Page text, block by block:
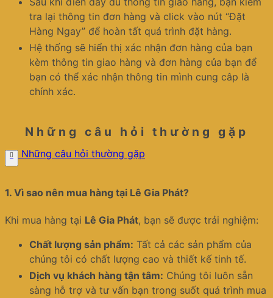
tra lại thông tin đơn hàng và click vào nút “Đặt
Hàng Ngay” để hoàn tất quá trình đặt hàng.
Hệ thống sẽ hiển thị xác nhận đơn hàng của bạn
kèm thông tin giao hàng và đơn hàng của bạn để
bạn có thể xác nhận thông tin mình cung câp là
chính xác.
Những câu hỏi thường gặp
Những câu hỏi thường gặp
1. Vì sao nên mua hàng tại Lê Gia Phát?
Khi mua hàng tại Lê Gia Phát, bạn sẽ được trải nghiệm:
Chất lượng sản phẩm: Tất cả các sản phẩm của
chúng tôi có chất lượng cao và thiết kế tinh tế.
Dịch vụ khách hàng tận tâm: Chúng tôi luôn sẵn
sàng hỗ trợ và tư vấn bạn trong suốt quá trình mua